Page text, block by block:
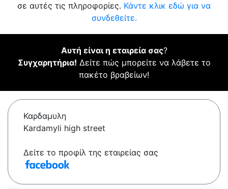
σε αυτές τις πληροφορίες. Κάντε κλικ εδώ για να
συνδεθείτε.
Αυτή είναι η εταιρεία σας?
Συγχαρητήρια! Δείτε πώς μπορείτε να λάβετε το
πακέτο βραβείων!
Καρδαμυλη
Kardamyli high street
Δείτε το προφίλ της εταιρείας σας